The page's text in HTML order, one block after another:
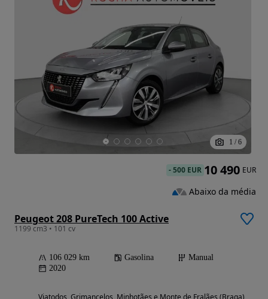
1 / 6
Peugeot 208 PureTech 100 Active
1199 cm3 • 101 cv
106 029 km Gasolina
Manual
2020
Viatodos, Grimancelos, Minhotães e Monte de Fralães (Braga)
-500 EUR 10 490 EUR
Abaixo da média